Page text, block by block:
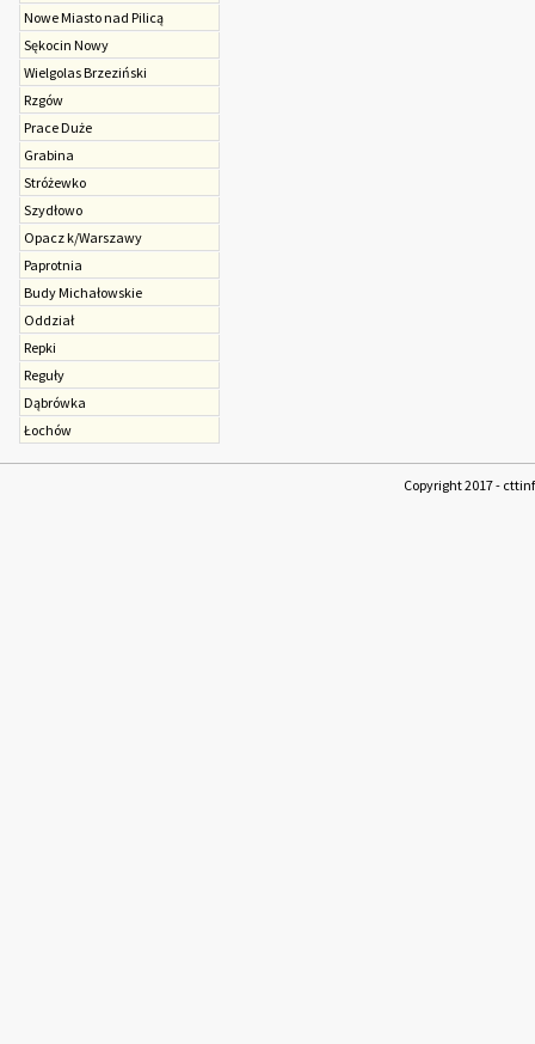
Nowe Miasto nad Pilicą
Sękocin Nowy
Wielgolas Brzeziński
Rzgów
Prace Duże
Grabina
Stróżewko
Szydłowo
Opacz k/Warszawy
Paprotnia
Budy Michałowskie
Oddział
Repki
Reguły
Dąbrówka
Łochów
Copyright 2017 -